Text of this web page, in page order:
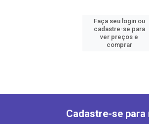
Faça seu login ou
cadastre-se para
ver preços e
comprar
Cadastre-se